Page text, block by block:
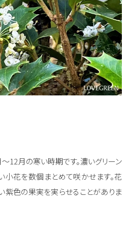
12月の寒い時期です。濃いグリーン
小花を数個まとめて咲かせます。花
紫色の果実を実らせることがありま